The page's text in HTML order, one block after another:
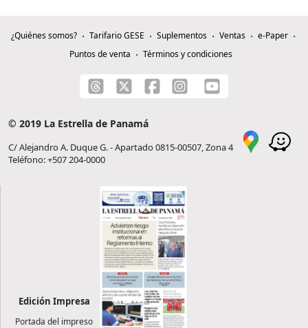
¿Quiénes somos? Tarifario GESE Suplementos Ventas
e-Paper
Puntos de venta
Términos y condiciones
© 2019 La Estrella de Panamá
C/ Alejandro A. Duque G. - Apartado 0815-00507, Zona 4
Teléfono: +507 204-0000
Edición Impresa
Portada del impreso